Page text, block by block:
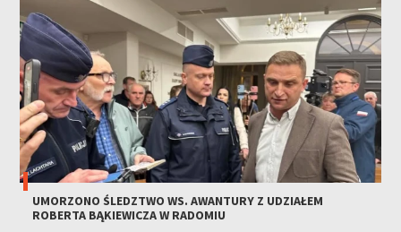
UMORZONO ŚLEDZTWO WS. AWANTURY Z UDZIAŁEM
ROBERTA BĄKIEWICZA W RADOMIU